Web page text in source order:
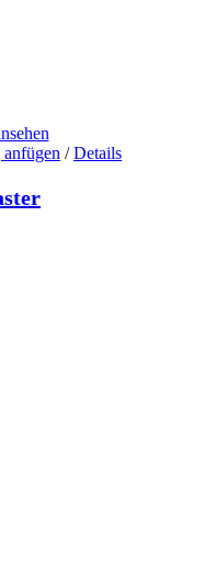
/ Details